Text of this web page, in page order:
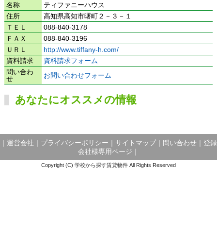
名称
ティファニーハウス
住所
高知県高知市曙町２－３－１
ＴＥＬ
088-840-3178
ＦＡＸ
088-840-3196
ＵＲＬ
http://www.tiffany-h.com/
資料請求
資料請求フォーム
問い合わ
せ
お問い合わせフォーム
あなたにオススメの情報
運営会社 プライバシーポリシー サイトマップ｜ 問い合わせ
登録
会社様専用ページ
Copyright (C) 学校から探す賃貸物件 All Rights Reserved